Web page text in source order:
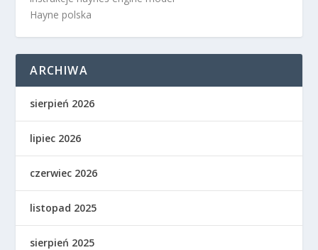
Hayne polska
ARCHIWA
sierpień 2026
lipiec 2026
czerwiec 2026
listopad 2025
sierpień 2025